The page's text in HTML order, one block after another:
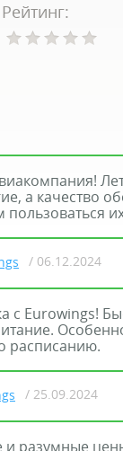
Рейтинг:
а качество
/ 06.12.2024
с Eurowings!
расписанию.
/ 25.09.2024
разумные